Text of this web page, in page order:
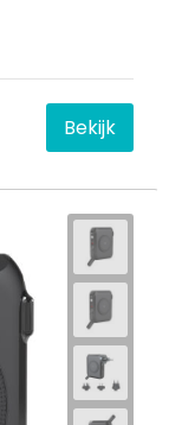
Bekijk